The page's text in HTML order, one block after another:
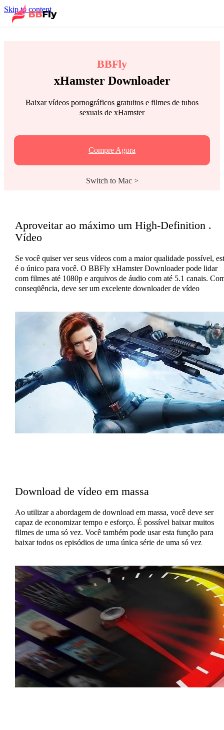
Skip to content
BBFly
xHamster Downloader
Baixar vídeos pornográficos gratuitos e filmes de tubos
sexuais de xHamster
Compre Agora
Switch to Mac >
Aproveitar ao máximo um High-Definition .
Vídeo
Se você quiser ver seus vídeos com a maior qualidade possível,
é o único para você. O BBFly xHamster Downloader pode lidar
com filmes até 1080p e arquivos de áudio com até 5.1 canais.
conseqüência, deve ser um excelente downloader de vídeo
Download de vídeo em massa
Ao utilizar a abordagem de download em massa, você deve ser
capaz de economizar tempo e esforço. É possível baixar muitos
filmes de uma só vez. Você também pode usar esta função para
baixar todos os episódios de uma única série de uma só vez